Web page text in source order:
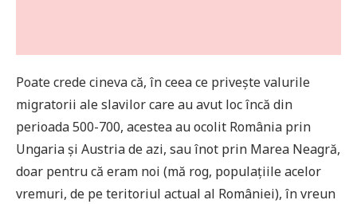
Poate crede cineva că, în ceea ce privește valurile
migratorii ale slavilor care au avut loc încă din
perioada 500-700, acestea au ocolit România prin
Ungaria și Austria de azi, sau înot prin Marea Neagră,
doar pentru că eram noi (mă rog, populațiile acelor
vremuri, de pe teritoriul actual al României), în vreun